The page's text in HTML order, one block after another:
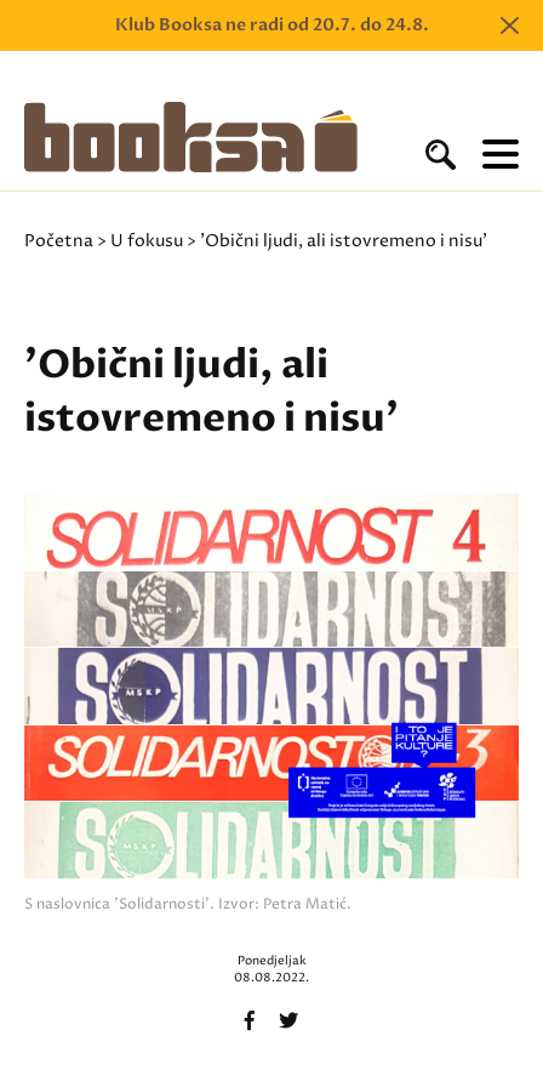
Klub Booksa ne radi od 20.7. do 24.8.
Početna > U fokusu > 'Obični ljudi, ali istovremeno i nisu'
'Obični ljudi, ali
istovremeno i nisu'
S naslovnica 'Solidarnosti'. Izvor: Petra Matić.
Ponedjeljak
08.08.2022.